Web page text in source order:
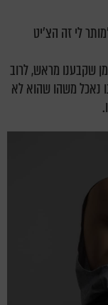
לי זה הצ'יט
שקבענו מראש, לרוב
צ'יט אנו נאכל משהו שהוא לא